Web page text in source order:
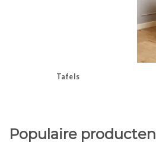
Tafels
Populaire producten